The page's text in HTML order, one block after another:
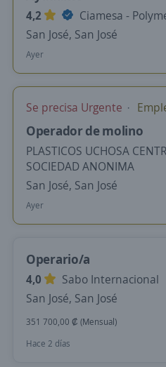
4,2
Ciamesa -
San José, San José
Ayer
Se precisa Urgente
Operador de molino
PLASTICOS UCHOSA
SOCIEDAD ANONIMA
San José, San José
Ayer
Operario/a
4,0
Sabo Internacional
San José, San José
351 700,00 ₡ (Mensual)
Hace 2 días